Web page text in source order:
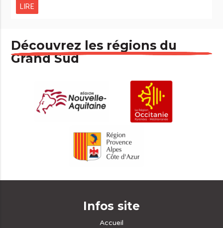
LIRE
Découvrez les régions du
Grand Sud
Infos site
Accueil